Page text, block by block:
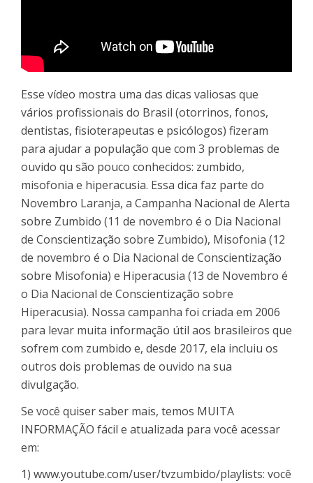
Esse vídeo mostra uma das dicas valiosas que
vários profissionais do Brasil (otorrinos, fonos,
dentistas, fisioterapeutas e psicólogos) fizeram
para ajudar a população que com 3 problemas de
ouvido qu são pouco conhecidos: zumbido,
misofonia e hiperacusia. Essa dica faz parte do
Novembro Laranja, a Campanha Nacional de Alerta
sobre Zumbido (11 de novembro é o Dia Nacional
de Conscientização sobre Zumbido), Misofonia (12
de novembro é o Dia Nacional de Conscientização
sobre Misofonia) e Hiperacusia (13 de Novembro é
o Dia Nacional de Conscientização sobre
Hiperacusia). Nossa campanha foi criada em 2006
para levar muita informação útil aos brasileiros que
sofrem com zumbido e, desde 2017, ela incluiu os
outros dois problemas de ouvido na sua
divulgação.
Se você quiser saber mais, temos MUITA
INFORMAÇÃO fácil e atualizada para você acessar
em:
1) www.youtube.com/user/tvzumbido/playlists: você